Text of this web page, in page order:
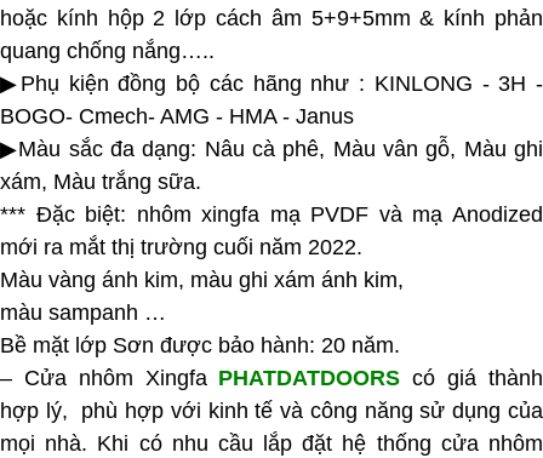
hoặc kính hộp 2 lớp cách âm 5+9+5mm & kính phản
quang chống nắng…..
▶Phụ kiện đồng bộ các hãng như : KINLONG - 3H -
BOGO- Cmech- AMG - HMA - Janus
▶Màu sắc đa dạng: Nâu cà phê, Màu vân gỗ, Màu ghi
xám, Màu trắng sữa.
*** Đặc biệt: nhôm xingfa mạ PVDF và mạ Anodized
mới ra mắt thị trường cuối năm 2022.
Màu vàng ánh kim, màu ghi xám ánh kim,
màu sampanh …
Bề mặt lớp Sơn được bảo hành: 20 năm.
– Cửa nhôm Xingfa PHATDATDOORS có giá thành
hợp lý, phù hợp với kinh tế và công năng sử dụng của
mọi nhà. Khi có nhu cầu lắp đặt hệ thống cửa nhôm